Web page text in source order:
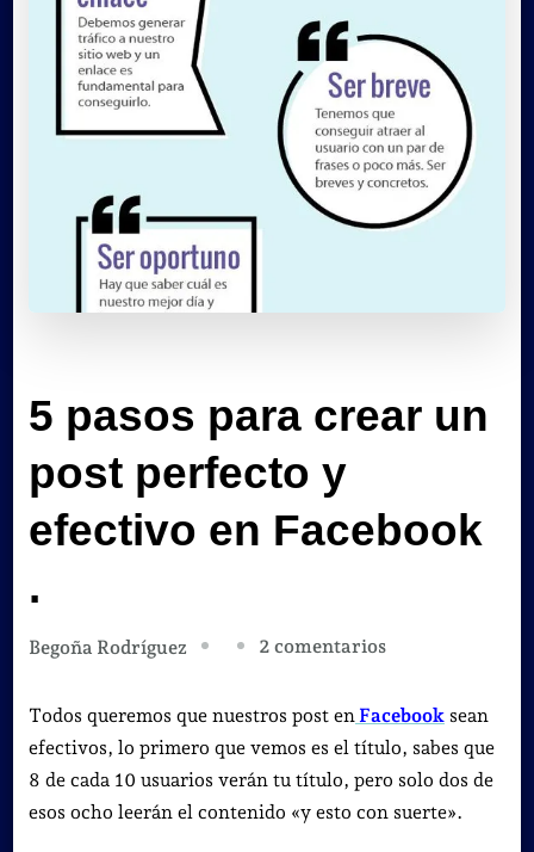
5 pasos para crear un
post perfecto y
efectivo en Facebook
.
Begoña Rodríguez 2 comentariosen
pasos
para
crear
un
Todos queremos que nuestros post en Facebooksean
efectivos, lo primero que vemos es el título, sabes que
8 de cada 10 usuarios verán tu título, pero solo dos de
esos ocho leerán el contenido «y esto con suerte».